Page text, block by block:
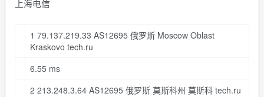
上海电信
1 79.137.219.33 AS12695 俄罗斯 Moscow Oblast
Kraskovo tech.ru
6.55 ms
2 213.248.3.64 AS12695 俄罗斯 莫斯科州 莫斯科 tech.ru